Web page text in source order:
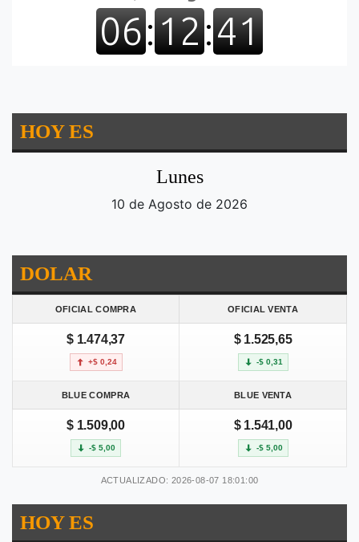
HOY ES
Lunes
10 de Agosto de 2026
DOLAR
OFICIAL COMPRA OFICIAL VENTA
$ 1.474,37
+$ 0,24
$ 1.525,65
-$ 0,31
BLUE COMPRA BLUE VENTA
$ 1.509,00
-$ 5,00
$ 1.541,00
-$ 5,00
ACTUALIZADO: 2026-08-07 18:01:00
HOY ES